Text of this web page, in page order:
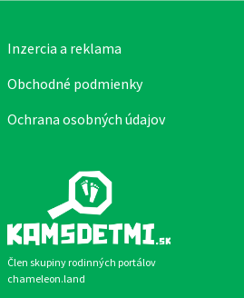
Člen skupiny rodinných portálov
chameleon.land
Inzercia a reklama
Obchodné podmienky
Ochrana osobných údajov